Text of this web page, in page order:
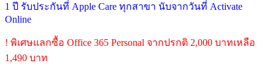
1 ปี รับประกันที่ Apple Care ทุกสาขา นับจากวันที่ Activate
Online
! พิเศษแลกซื้อ Office 365 Personal จากปรกติ 2,000 บาทเหลือ
1,490 บาท